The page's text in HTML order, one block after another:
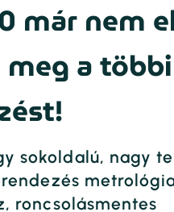
már nem
a többi
sokoldalú, nagy
roncsolásmentes